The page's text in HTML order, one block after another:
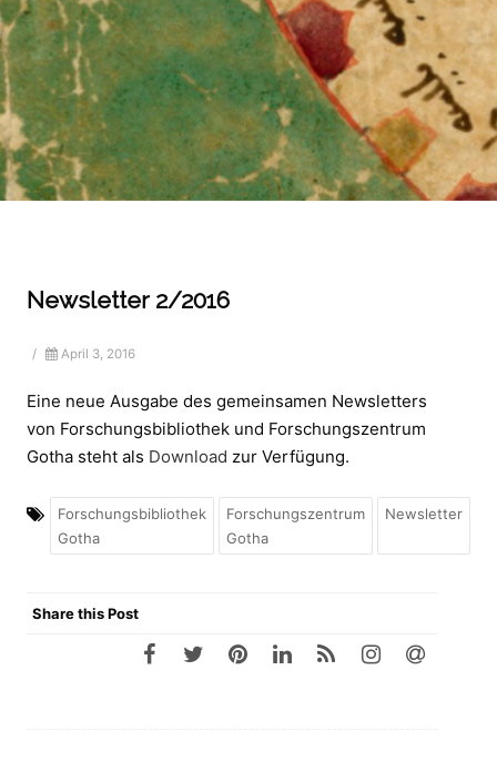
Newsletter 2/2016
/ April 3, 2016
Eine neue Ausgabe des gemeinsamen Newsletters
von Forschungsbibliothek und Forschungszentrum
Gotha steht als Download zur Verfügung.
Forschungsbibliothek
Gotha
Forschungszentrum
Gotha
Newsletter
Share this Post